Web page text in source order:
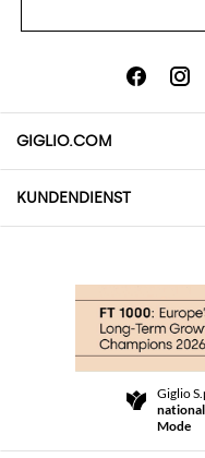
GIGLIO.COM
Über uns
Community Store
KUNDENDIENST
Rückgabe und Rückerstattungen
Geschäftsbedingungen
For a safe shopping experience
Security Communication
Giglio
Mode